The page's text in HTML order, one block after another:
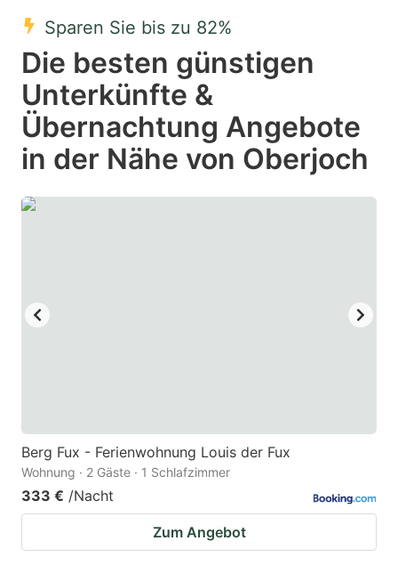
select
a
date.
Press
question
mark
dates.
a
Press
the
question
mark
dates.
Sparen Sie bis zu 82%
Die besten günstigen
Unterkünfte &
Übernachtung Angebote
in der Nähe von Oberjoch
Berg Fux - Ferienwohnung Louis der Fux
Wohnung · 2 Gäste · 1 Schlafzimmer
333 € /Nacht
Zum Angebot